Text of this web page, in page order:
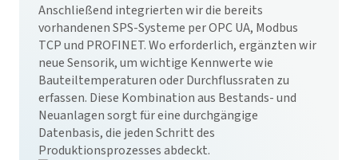
Anschließend integrierten wir die bereits
vorhandenen SPS-Systeme per OPC UA, Modbus
TCP und PROFINET. Wo erforderlich, ergänzten wir
neue Sensorik, um wichtige Kennwerte wie
Bauteiltemperaturen oder Durchflussraten zu
erfassen. Diese Kombination aus Bestands- und
Neuanlagen sorgt für eine durchgängige
Datenbasis, die jeden Schritt des
Produktionsprozesses abdeckt.